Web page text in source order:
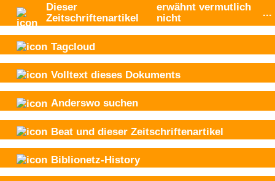
Dieser
Zeitschriftenartikel
erwähnt vermutlich
nicht
...
Tagcloud
Volltext dieses Dokuments
Anderswo suchen
Beat und dieser Zeitschriftenartikel
Biblionetz-History